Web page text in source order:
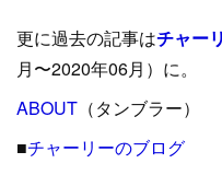
( 15
(24)
(8 )
)
(12)
19)
(33 )
(26)
27)
(31)
(31)
31
(39)
( 23)
40
(24)
( 42)
更に過去の記事はチャー
月〜2020年06月）に。
ABOUT （タンブラー）
■チャーリーのブログ